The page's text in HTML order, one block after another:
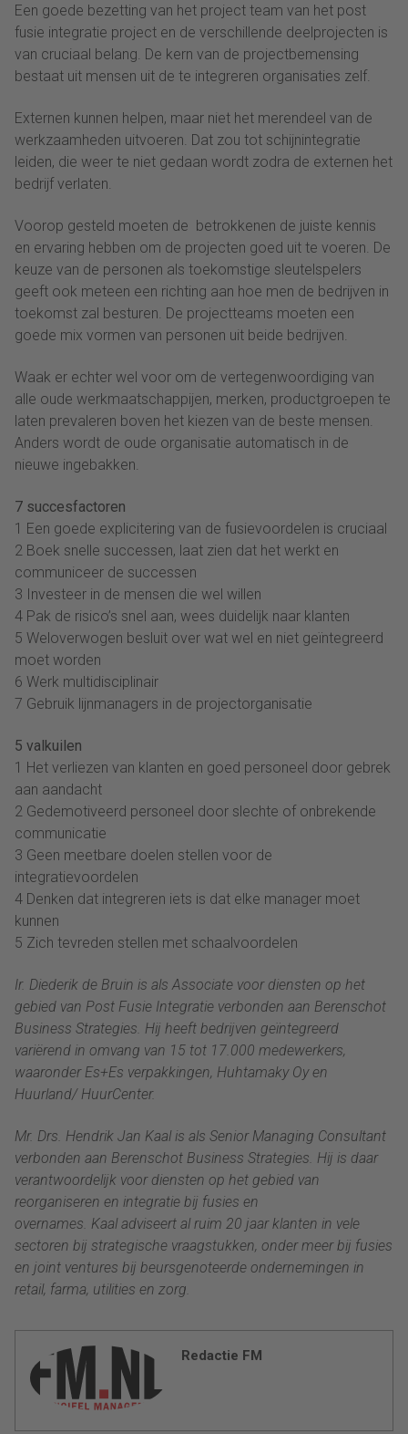
Een goede bezetting van het project team van het post
fusie integratie project en de verschillende deelprojecten is
van cruciaal belang. De kern van de projectbemensing
bestaat uit mensen uit de te integreren organisaties zelf.
Externen kunnen helpen, maar niet het merendeel van de
werkzaamheden uitvoeren. Dat zou tot schijnintegratie
leiden, die weer te niet gedaan wordt zodra de externen het
bedrijf verlaten.
Voorop gesteld moeten de betrokkenen de juiste kennis
en ervaring hebben om de projecten goed uit te voeren. De
keuze van de personen als toekomstige sleutelspelers
geeft ook meteen een richting aan hoe men de bedrijven in
toekomst zal besturen. De projectteams moeten een
goede mix vormen van personen uit beide bedrijven.
Waak er echter wel voor om de vertegenwoordiging van
alle oude werkmaatschappijen, merken, productgroepen te
laten prevaleren boven het kiezen van de beste mensen.
Anders wordt de oude organisatie automatisch in de
nieuwe ingebakken.
7 succesfactoren
1 Een goede explicitering van de fusievoordelen is cruciaal
2 Boek snelle successen, laat zien dat het werkt en
communiceer de successen
3 Investeer in de mensen die wel willen
4 Pak de risico’s snel aan, wees duidelijk naar klanten
5 Weloverwogen besluit over wat wel en niet geïntegreerd
moet worden
6 Werk multidisciplinair
7 Gebruik lijnmanagers in de projectorganisatie
5 valkuilen
1 Het verliezen van klanten en goed personeel door gebrek
aan aandacht
2 Gedemotiveerd personeel door slechte of onbrekende
communicatie
3 Geen meetbare doelen stellen voor de
integratievoordelen
4 Denken dat integreren iets is dat elke manager moet
kunnen
5 Zich tevreden stellen met schaalvoordelen
Ir. Diederik de Bruin is als Associate voor diensten op het
gebied van Post Fusie Integratie verbonden aan Berenschot
Business Strategies. Hij heeft bedrijven geïntegreerd
variërend in omvang van 15 tot 17.000 medewerkers,
waaronder Es+Es verpakkingen, Huhtamaky Oy en
Huurland/ HuurCenter.
Mr. Drs. Hendrik Jan Kaal is als Senior Managing Consultant
verbonden aan Berenschot Business Strategies. Hij is daar
verantwoordelijk voor diensten op het gebied van
reorganiseren en integratie bij fusies en
overnames. Kaal adviseert al ruim 20 jaar klanten in vele
sectoren bij strategische vraagstukken, onder meer bij fusies
en joint ventures bij beursgenoteerde ondernemingen in
retail, farma, utilities en zorg.
Redactie FM